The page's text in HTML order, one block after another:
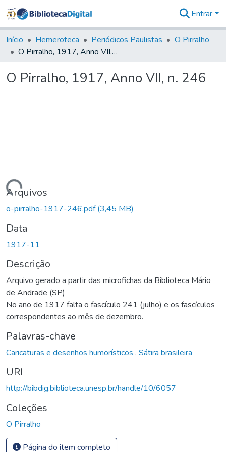
&
Coleções
Tudo na
Digital
Entrar
Início Hemeroteca Periódicos Paulistas
O Pirralho
O Pirralho, 1917, Anno VII, n. 246
O Pirralho, 1917, Anno VII, n. 246
Carregando...
Arquivos
o-pirralho-1917-246.pdf(3,45 MB)
Data
1917-11
Descrição
Arquivo gerado a partir das microfichas da Biblioteca Mário
de Andrade (SP)
No ano de 1917 falta o fascículo 241 (julho) e os fascículos
correspondentes ao mês de dezembro.
Palavras-chave
Caricaturas e desenhos humorísticos , Sátira brasileira
URI
http://bibdig.biblioteca.unesp.br/handle/10/6057
Coleções
O Pirralho
Página do item completo